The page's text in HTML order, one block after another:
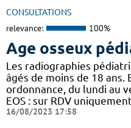
CONSULTATIONS
relevance: 100%
Age osseux
Les radiographies
âgés de moins de 18
ordonnance, du lundi au
EOS : sur RDV
16/08/2023 17:58